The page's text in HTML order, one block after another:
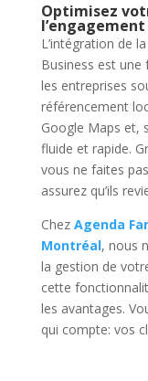
Optimisez
L’intégration de
Business est
les entreprises
référencement
Google Maps et,
fluide et rapide.
vous ne faites
assurez qu’ils
Chez Agenda
Montréal, nous
la gestion de
cette
les avantages.
qui compte: vos